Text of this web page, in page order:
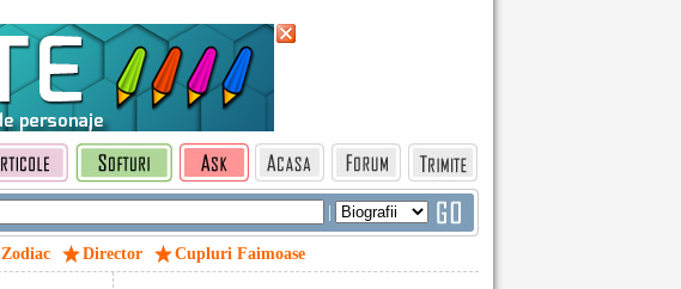
|
Zodiac Director Cupluri Faimoase